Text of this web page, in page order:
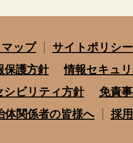
ップ
サイトポリシー
保護方針
情報セキュ
シビリティ方針
免責
体関係者の皆様へ
採